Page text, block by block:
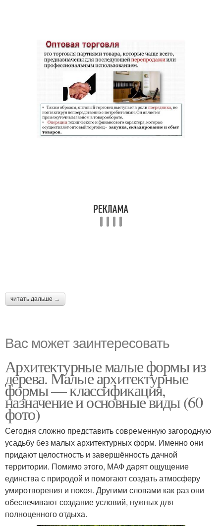
читать дальше →
Вас может заинтересовать
Архитектурные малые формы из
дерева. Малые архитектурные
формы — классификация,
назначение и основные виды (60
фото)
Сегодня сложно представить современную загородную
усадьбу без малых архитектурных форм. Именно они
придают целостность и завершённость дачной
территории. Помимо этого, МАФ дарят ощущение
единства с природой и помогают создать атмосферу
умиротворения и покоя. Другими словами как раз они
обеспечивают создание условий, нужных для
полноценного отдыха.